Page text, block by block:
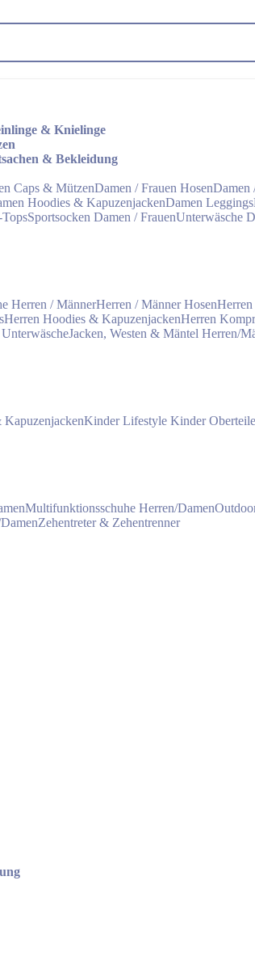
& Knielinge
& Bekleidung
Caps & MützenDamen / Frauen HosenDamen
Hoodies & KapuzenjackenDamen Leggings
Sportsocken Damen / FrauenUnterwäsche
Herren / MännerHerren / Männer HosenHerren
Herren Hoodies & KapuzenjackenHerren
Jacken, Westen & Mäntel Herren/
Kinder Lifestyle Kinder Oberteile
Multifunktionsschuhe Herren/Damen
Zehentreter & Zehentrenner